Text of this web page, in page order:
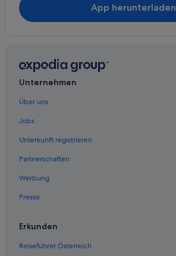
App herunterladen
Unternehmen
Über uns
Jobs
Unterkunft registrieren
Partnerschaften
Werbung
Presse
Erkunden
Reiseführer Österreich